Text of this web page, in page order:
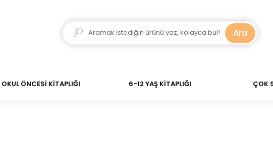
Saat 11:00'a kadar verdiğiniz siparişler Aynı Gün Kargo! 700 TL
Ara
OKUL ÖNCESİ KİTAPLIĞI 6-12 YAŞ KİTAPLIĞI ÇOK